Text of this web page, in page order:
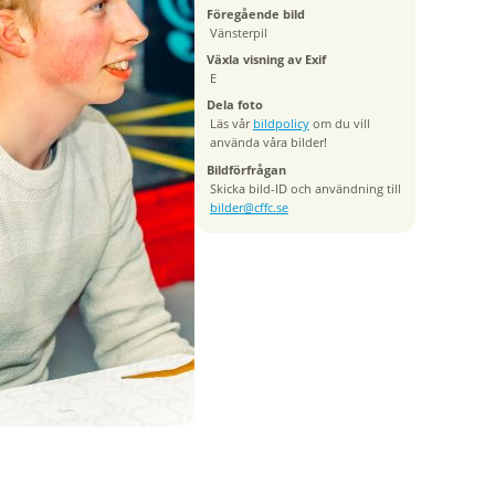
Föregående bild
Vänsterpil
Växla visning av Exif
E
Dela foto
Läs vår bildpolicyom du vill
använda våra bilder!
Bildförfrågan
Skicka bild-ID och användning till
bilder@cffc.se